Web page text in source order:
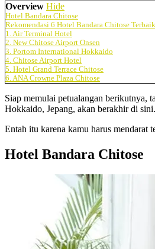
Overview Hide
Hotel Bandara Chitose
Rekomendasi 6 Hotel Bandara Chitose Terbaik
1. Air Terminal Hotel
2. New Chitose Airport Onsen
3. Portom International Hokkaido
4. Chitose Airport Hotel
5. Hotel Grand Terrace Chitose
6. ANA Crowne Plaza Chitose
Siap memulai petualangan berikutnya,
Hokkaido, Jepang, akan berakhir di sini.
Entah itu karena kamu harus mendarat
Hotel Bandara Chitose